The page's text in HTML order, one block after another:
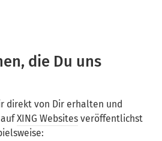
die Du uns
direkt von Dir erhalten und
XING Websitesveröffentlichst